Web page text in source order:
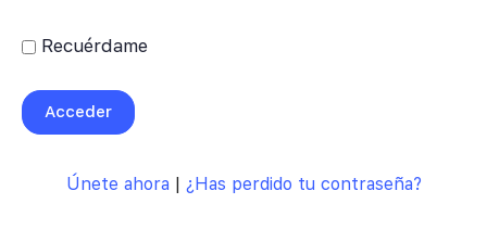
Recuérdame
Únete ahora | ¿Has perdido tu contraseña?